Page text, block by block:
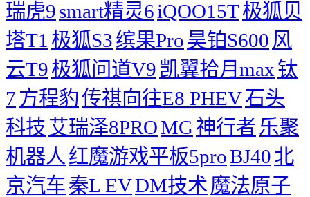
瑞虎9smart精灵6iQOO15T极狐贝
塔T1 极狐S3缤果Pro昊铂S600 风
云T9极狐问道V9 凯翼拾月max钛
7 方程豹传祺向往E8 PHEV石头
科技艾瑞泽8PROMG神行者 乐聚
机器人 红魔游戏平板5proBJ40北
京汽车秦L EVDM技术 魔法原子